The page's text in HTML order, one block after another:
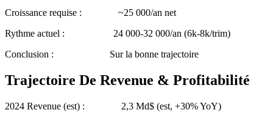
Croissance requise : ~25 000/an net
Rythme actuel : 24 000-32 000/an (6k-8k/trim)
Conclusion : Sur la bonne trajectoire
Trajectoire De Revenue & Profitabilité
2024 Revenue (est) : 2,3 Md$ (est, +30% YoY)